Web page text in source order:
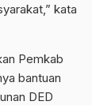
kata
Pemkab
bantuan
DED